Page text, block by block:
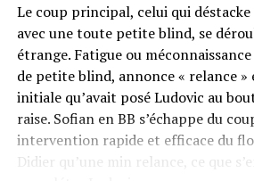
Le coup principal, celui qui déstacke
avec une toute petite blind, se
étrange. Fatigue ou
de petite blind, annonce « relance »
initiale qu’avait posé Ludovic au
raise. Sofian en BB s’échappe du
intervention rapide et efficace du
Didier qu’une min relance, ce que